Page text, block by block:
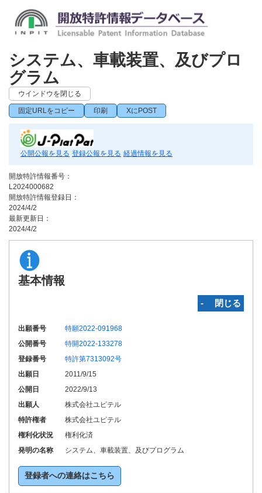
システム、車載装置、及びプロ
グラム
ウインドウを閉じる
固定URLをコピー 印刷 XにPOST
公開公報を見る 登録公報を見る 経過情報を見る
開放特許情報番号：
L2024000682
開放特許情報登録日：
2024/4/2
最新更新日：
2024/4/2
基本情報
‐ 閉じる
出願番号
特願2022-091968
公開番号
特開2022-133278
登録番号
特許第7313092号
出願日
2011/9/15
公開日
2022/9/13
出願人
株式会社ユピテル
特許権者
株式会社ユピテル
権利化状況
権利化済
発明の名称
システム、車載装置、及びプログラム
登録者への連絡はこちら